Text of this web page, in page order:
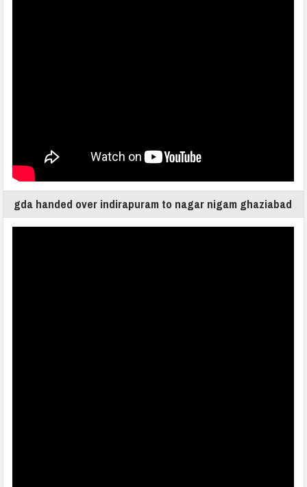
gda handed over indirapuram to nagar nigam ghaziabad